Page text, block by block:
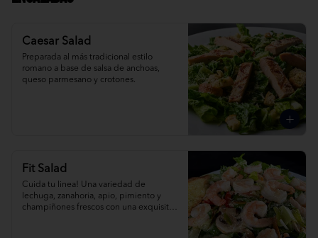
Caesar Salad
Preparada al más tradicional estilo
romano a base de salsa de anchoas,
queso parmesano y crotones.
Fit Salad
Cuida tu linea! Una variedad de
lechuga, zanahoria, apio, pimiento y
champiñones frescos con una exquisita